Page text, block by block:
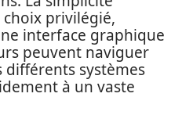
privilégié,
interface graphique
peuvent naviguer
différents systèmes
à un vaste